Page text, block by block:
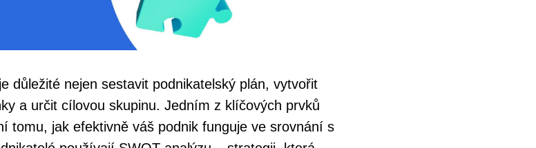
důležité nejen sestavit podnikatelský plán, vytvořit
a určit cílovou skupinu. Jedním z klíčových prvků
tomu, jak efektivně váš podnik funguje ve srovnání s